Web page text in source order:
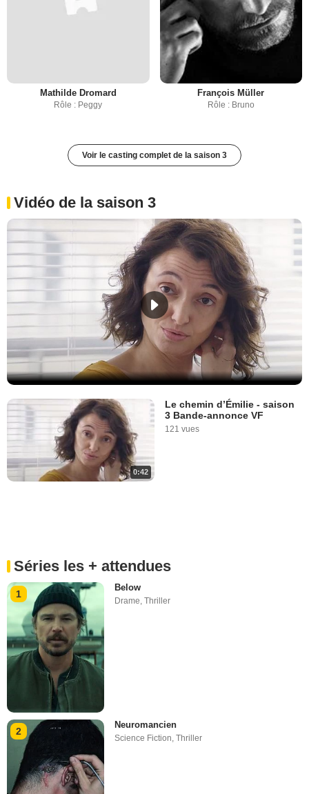
Mathilde Dromard
Rôle : Peggy
François Müller
Rôle : Bruno
Voir le casting complet de la saison 3
Vidéo de la saison 3
0:42
Le chemin d’Émilie - saison
3 Bande-annonce VF
121 vues
Séries les + attendues
1
Below
Drame,Thriller
2
Neuromancien
Science Fiction ,Thriller